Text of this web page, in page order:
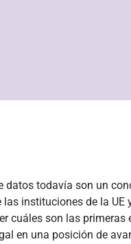
datos todavía son un
las instituciones de la
cuáles son las
en una posición de